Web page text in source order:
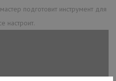
подготовит инструмент для
настроит.